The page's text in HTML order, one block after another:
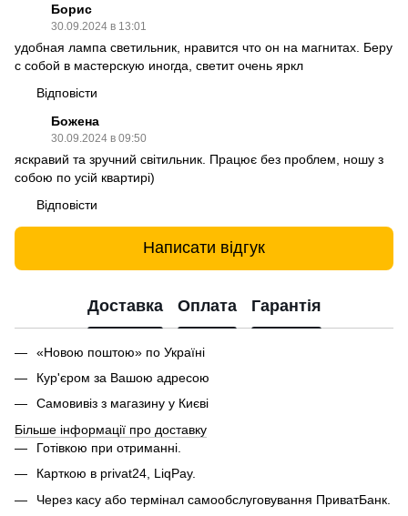
Борис
30.09.2024 в 13:01
удобная лампа светильник, нравится что он на магнитах. Беру
с собой в мастерскую иногда, светит очень яркл
Відповісти
Божена
30.09.2024 в 09:50
яскравий та зручний світильник. Працює без проблем, ношу з
собою по усій квартирі)
Відповісти
Написати відгук
Доставка Оплата Гарантія
«Новою поштою» по Україні
Кур'єром за Вашою адресою
Самовивіз з магазину у Києві
Більше інформації про доставку
Готівкою при отриманні.
Карткою в privat24, LiqPay.
Через касу або термінал самообслуговування ПриватБанк.